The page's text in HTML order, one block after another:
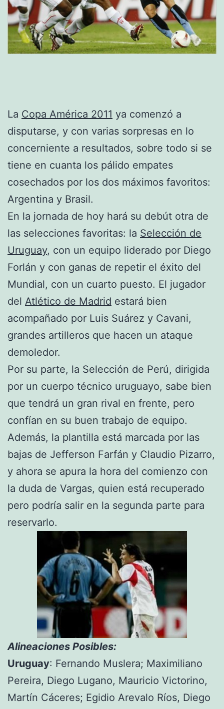
La Copa América 2011 ya comenzó a
disputarse, y con varias sorpresas en lo
concerniente a resultados, sobre todo si se
tiene en cuanta los pálido empates
cosechados por los dos máximos favoritos:
Argentina y Brasil.
En la jornada de hoy hará su debút otra de
las selecciones favoritas: la Selección de
Uruguay, con un equipo liderado por Diego
Forlán y con ganas de repetir el éxito del
Mundial, con un cuarto puesto. El jugador
del Atlético de Madrid estará bien
acompañado por Luis Suárez y Cavani,
grandes artilleros que hacen un ataque
demoledor.
Por su parte, la Selección de Perú, dirigida
por un cuerpo técnico uruguayo, sabe bien
que tendrá un gran rival en frente, pero
confían en su buen trabajo de equipo.
Además, la plantilla está marcada por las
bajas de Jefferson Farfán y Claudio Pizarro,
y ahora se apura la hora del comienzo con
la duda de Vargas, quien está recuperado
pero podría salir en la segunda parte para
reservarlo.
Alineaciones Posibles:
Uruguay: Fernando Muslera; Maximiliano
Pereira, Diego Lugano, Mauricio Victorino,
Martín Cáceres; Egidio Arevalo Ríos, Diego